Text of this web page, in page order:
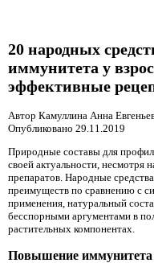
20 народных
иммунитета у
эффективные
Автор Камуллина Анна
Опубликовано 29.11.2019
Природные составы для
своей актуальности, несмотря
препаратов. Народные
преимуществ по сравнению с
применения, натуральный
бесспорными аргументами в
растительных компонентах.
Повышение иммунитета